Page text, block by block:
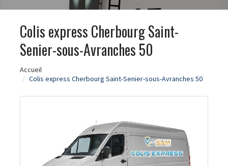
Colis express Cherbourg Saint-
Senier-sous-Avranches 50
Accueil
Colis express Cherbourg Saint-Senier-sous-Avranches 50